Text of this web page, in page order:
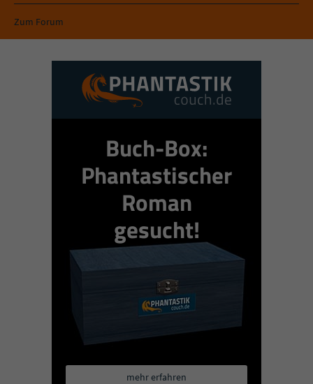
Zum Forum
Buch-Box:
Phantastischer
Roman
gesucht!
mehr erfahren